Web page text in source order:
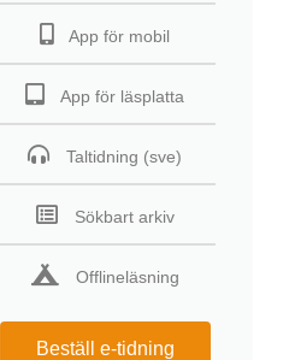
App för mobil
App för läsplatta
Taltidning (sve)
Sökbart arkiv
Offlineläsning
Beställ e-tidning